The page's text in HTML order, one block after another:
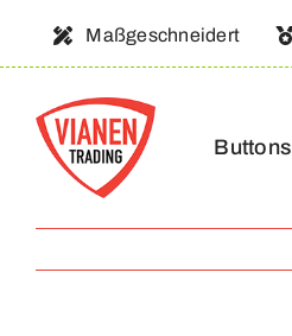
Maßgeschneidert
Buttons